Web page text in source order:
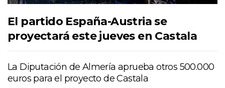
El partido España-Austria se
proyectará este jueves en Castala
La Diputación de Almería aprueba otros 500.000
euros para el proyecto de Castala